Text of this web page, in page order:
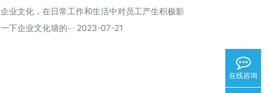
业文化，在日常工作和生活中对员工产生积极影
下企业文化墙的··· 2023-07-21
在线咨询